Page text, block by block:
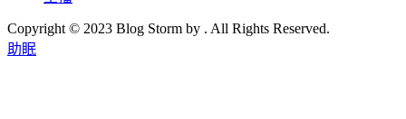
Copyright © 2023 Blog Storm by . All Rights Reserved.
助眠